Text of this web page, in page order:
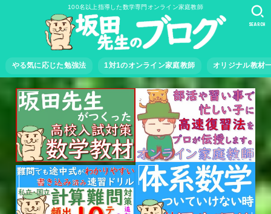
100名以上指導した数学専門オンライン家庭教師
やる気に応じた勉強法 1対1のオンライン家庭教師 オリジナル教材
SEARCH